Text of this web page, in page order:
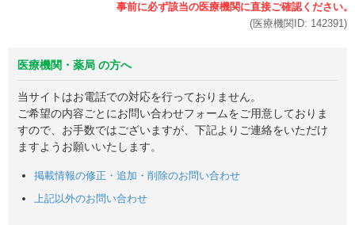
(医療機関ID: 142391)
医療機関・薬局 の方へ
当サイトはお電話での対応を行っておりません。
ご希望の内容ごとにお問い合わせフォームをご用意しておりま
すので、お手数ではございますが、下記よりご連絡をいただけ
ますようお願いいたします。
掲載情報の修正・追加・削除のお問い合わせ
上記以外のお問い合わせ